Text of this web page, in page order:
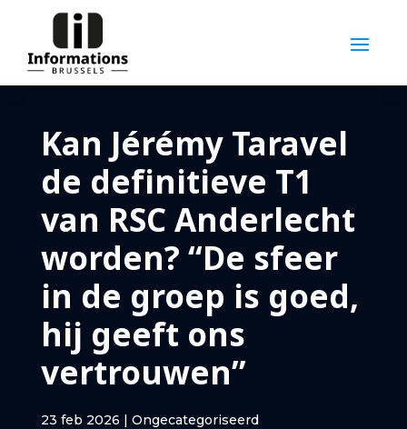
Kan Jérémy Taravel
de definitieve T1
van RSC Anderlecht
worden? “De sfeer
in de groep is goed,
hij geeft ons
vertrouwen”
23 feb 2026 | Ongecategoriseerd